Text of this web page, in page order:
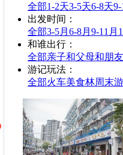
全部1-2天3-5天6-8天9-
出发时间 ：
全部3-5月 6-8月 9-11月
和谁出行 ：
全部亲子和父母和朋友
游记玩法 ：
全部火车美食林周末游